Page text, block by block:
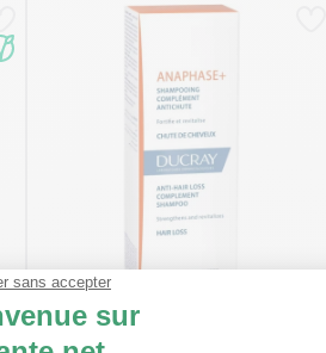
Ducray Anaphase +
Shampooing Complément Anti-